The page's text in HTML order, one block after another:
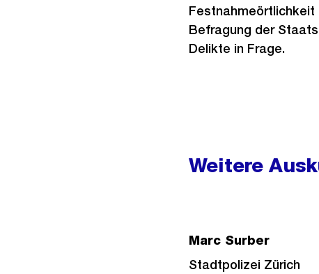
Festnahmeörtlichkeit
Befragung der
Delikte in Frage.
Weitere
Marc Surber
Stadtpolizei Zürich